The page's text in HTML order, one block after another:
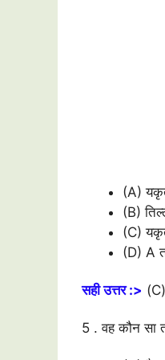
(A)
(B)
(C)
(D) A
सही उत्तर :>
5 . वह कौन सा